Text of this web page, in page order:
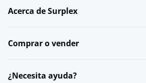
Acerca de Surplex
Comprar o vender
¿Necesita ayuda?